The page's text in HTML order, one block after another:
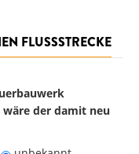
FLUSSSTRECKE
der damit neu